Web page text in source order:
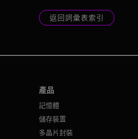
返回詞彙表索引
產品
記憶體
儲存裝置
多晶片封裝